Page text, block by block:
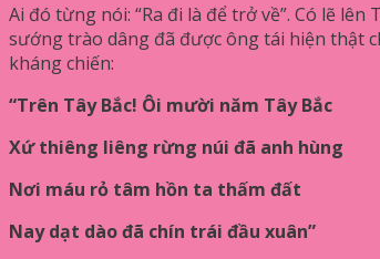
Ai đó từng nói: “Ra đi là để trở về”. Có lẽ
sướng trào dâng đã được ông tái hiện thật
kháng chiến:
“Trên Tây Bắc! Ôi mười năm Tây Bắc
Xứ thiêng liêng rừng núi đã anh hùng
Nơi máu rỏ tâm hồn ta thấm đất
Nay dạt dào đã chín trái đầu xuân”